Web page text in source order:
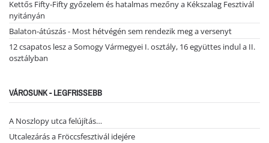
Kettős Fifty-Fifty győzelem és hatalmas mezőny a Kékszalag Fesztivál
nyitányán
Balaton-átúszás - Most hétvégén sem rendezik meg a versenyt
12 csapatos lesz a Somogy Vármegyei I. osztály, 16 együttes indul a II.
osztályban
VÁROSUNK - LEGFRISSEBB
A Noszlopy utca felújítás…
Utcalezárás a Fröccsfesztivál idejére